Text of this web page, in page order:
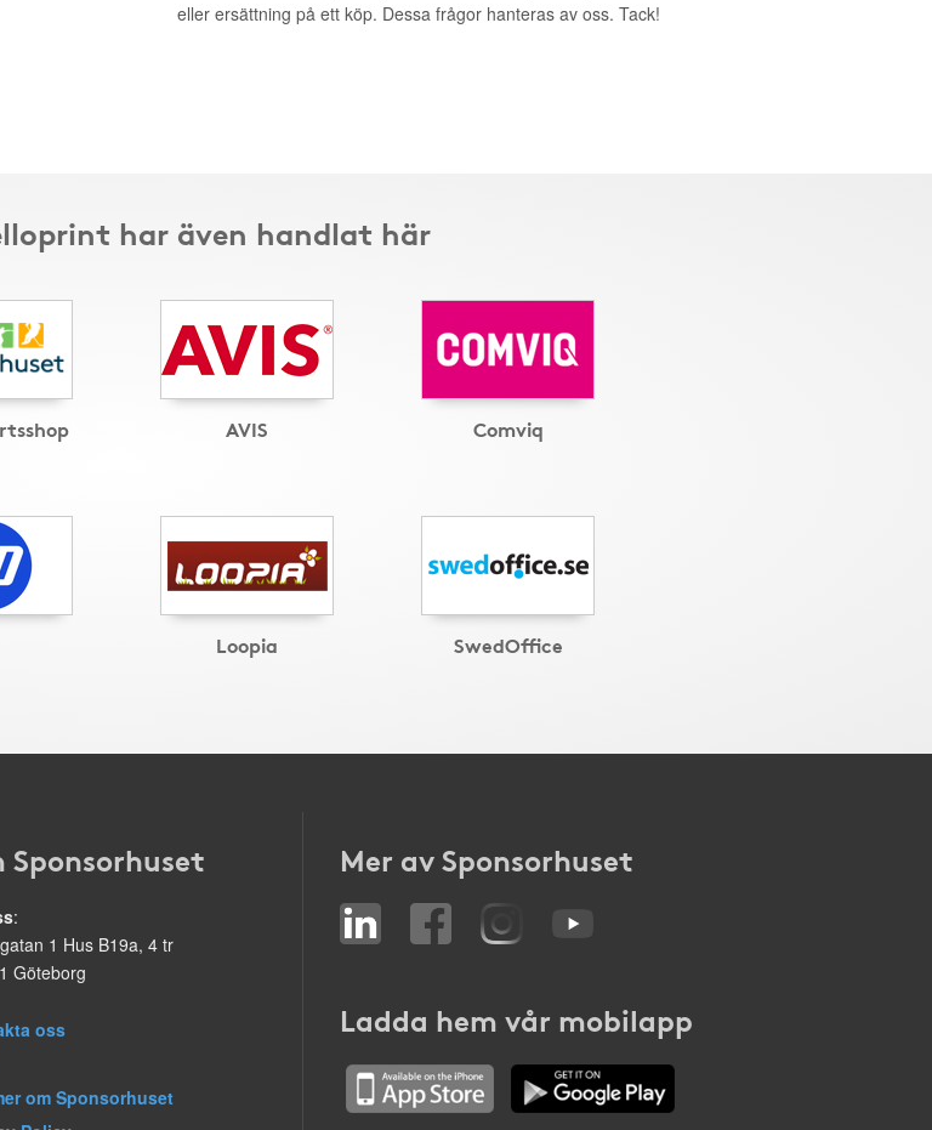
eller ersättning på ett köp. Dessa frågor hanteras av oss. Tack!
har även handlat här
AVIS Comviq
Loopia SwedOffice
Sponsorhuset
:
1 Hus B19a, 4 tr
Göteborg
oss
om Sponsorhuset
Mer av Sponsorhuset
Ladda hem vår mobilapp